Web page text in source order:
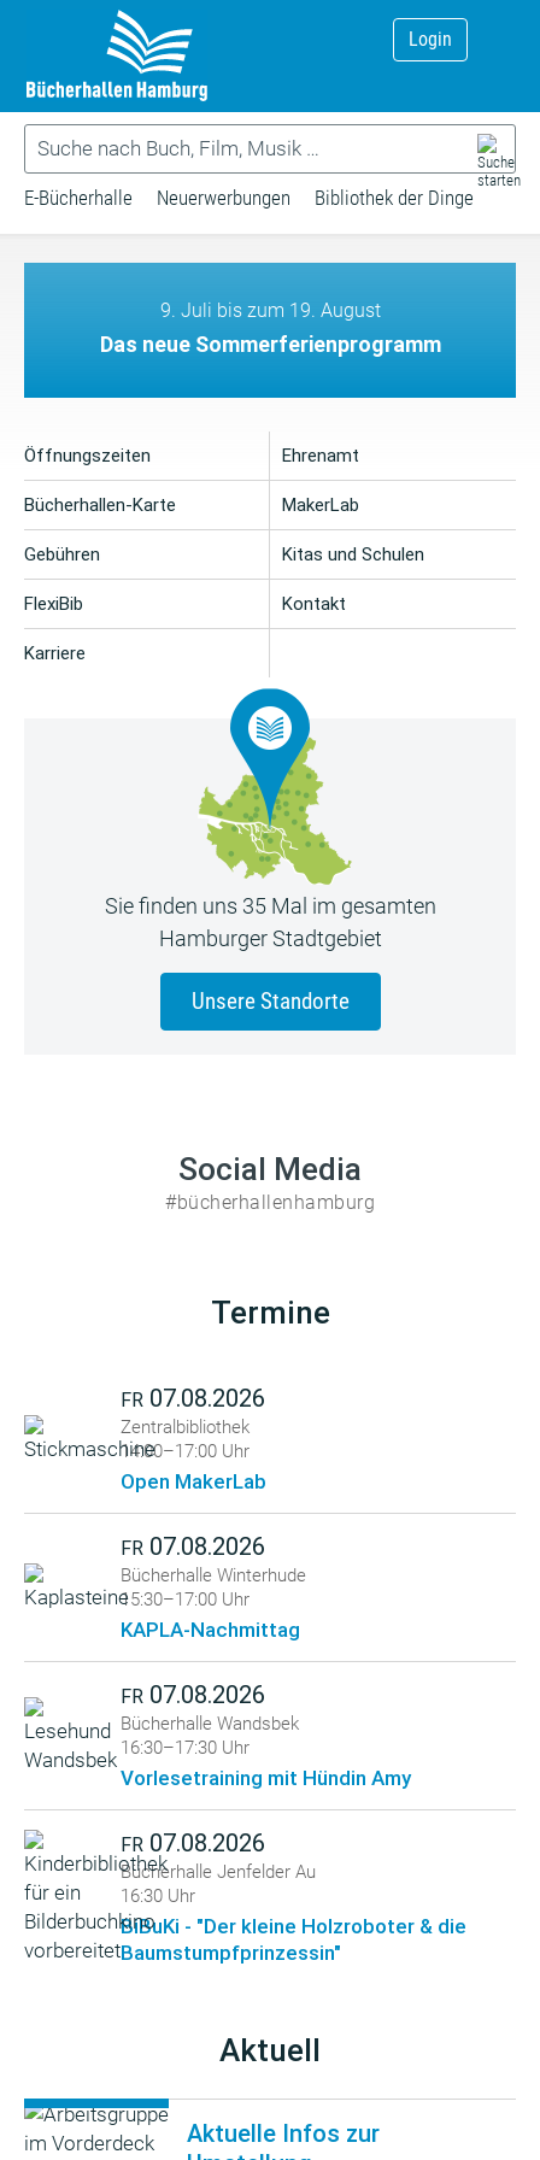
Login
E-Bücherhalle Neuerwerbungen Bibliothek der Dinge
9. Juli bis zum 19. August
Das neue Sommerferienprogramm
Öffnungszeiten
Bücherhallen-Karte
Gebühren
FlexiBib
Karriere
Ehrenamt
MakerLab
Kitas und Schulen
Kontakt
Sie finden uns 35 Mal im gesamten
Hamburger Stadtgebiet
Unsere Standorte
Social Media
#bücherhallenhamburg
Termine
FR 07.08.2026
Zentralbibliothek
14:00–17:00 Uhr
Open MakerLab
FR 07.08.2026
Bücherhalle Winterhude
15:30–17:00 Uhr
KAPLA-Nachmittag
FR 07.08.2026
Bücherhalle Wandsbek
16:30–17:30 Uhr
Vorlesetraining mit Hündin Amy
FR 07.08.2026
Bücherhalle Jenfelder Au
16:30 Uhr
BiBuKi - "Der kleine Holzroboter & die
Baumstumpfprinzessin"
Aktuell
Aktuelle Infos zur